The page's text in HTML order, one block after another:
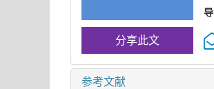
分享此文
参考文献